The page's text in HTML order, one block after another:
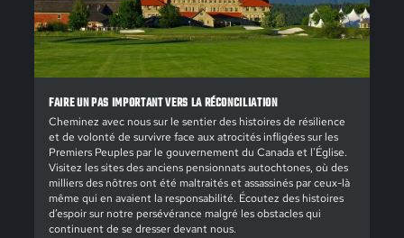
FAIRE UN PAS IMPORTANT VERS LA RÉCONCILIATION
Cheminez avec nous sur le sentier des histoires de résilience
et de volonté de survivre face aux atrocités infligées sur les
Premiers Peuples par le gouvernement du Canada et l'Église.
Visitez les sites des anciens pensionnats autochtones, où des
milliers des nôtres ont été maltraités et assassinés par ceux-là
même qui en avaient la responsabilité. Écoutez des histoires
d’espoir sur notre persévérance malgré les obstacles qui
continuent de se dresser devant nous.